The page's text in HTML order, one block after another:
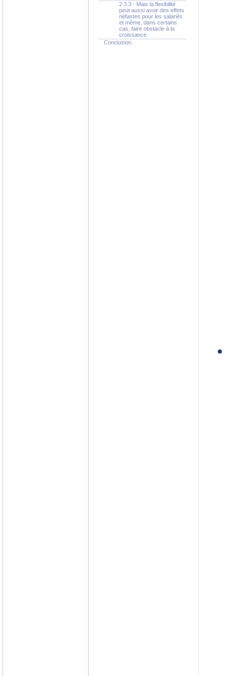
2.3.3 - Mais la flexibilité
peut aussi avoir des effets
néfastes pour les salariés
et même, dans certains
cas, faire obstacle à la
croissance.
Conclusion.